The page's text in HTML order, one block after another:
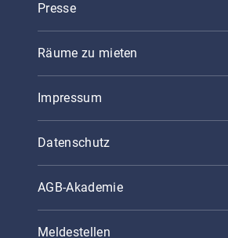
Presse
Räume zu mieten
Impressum
Datenschutz
AGB-Akademie
Meldestellen